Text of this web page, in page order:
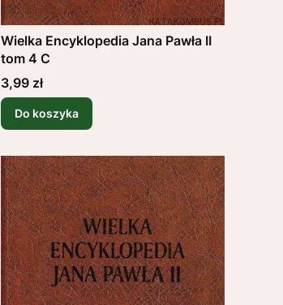
Wielka Encyklopedia Jana Pawła II
tom 4 C
Cena
3,99 zł
Do koszyka